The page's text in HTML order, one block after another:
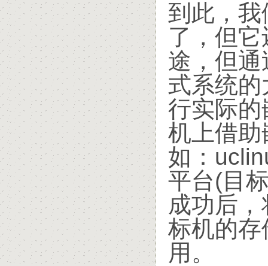
到此，
了，但
途，但
式系统
行实际
机上借
如：
平台(目
成功后
标机的
用。